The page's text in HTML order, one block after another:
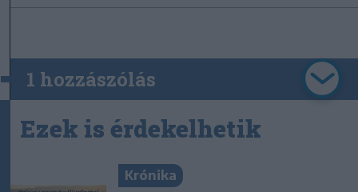
1 hozzászólás
Ezek is érdekelhetik
Krónika